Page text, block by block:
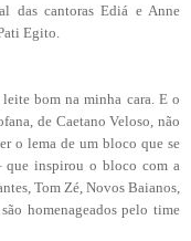
das cantoras Ediá e Anne
Egito.
leite bom na minha cara. E o
de Caetano Veloso, não
o lema de um bloco que se
que inspirou o bloco com a
Tom Zé, Novos Baianos,
homenageados pelo time